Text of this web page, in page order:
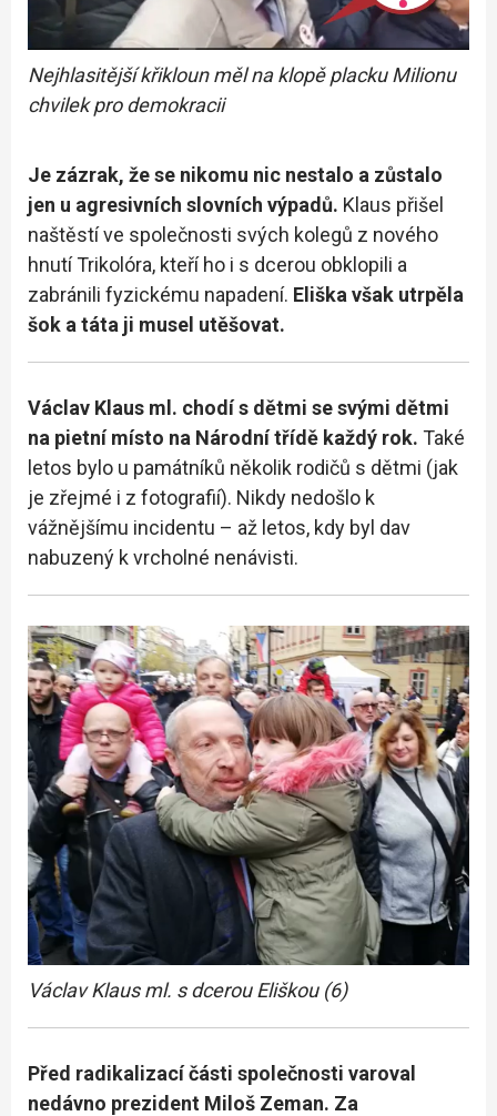
Nejhlasitější křikloun měl na klopě placku Milionu
chvilek pro demokracii
Je zázrak, že se nikomu nic nestalo a zůstalo
jen u agresivních slovních výpadů. Klaus přišel
naštěstí ve společnosti svých kolegů z nového
hnutí Trikolóra, kteří ho i s dcerou obklopili a
zabránili fyzickému napadení. Eliška však utrpěla
šok a táta ji musel utěšovat.
Václav Klaus ml. chodí s dětmi se svými dětmi
na pietní místo na Národní třídě každý rok. Také
letos bylo u památníků několik rodičů s dětmi (jak
je zřejmé i z fotografií). Nikdy nedošlo k
vážnějšímu incidentu – až letos, kdy byl dav
nabuzený k vrcholné nenávisti.
Václav Klaus ml. s dcerou Eliškou (6)
Před radikalizací části společnosti varoval
nedávno prezident Miloš Zeman. Za